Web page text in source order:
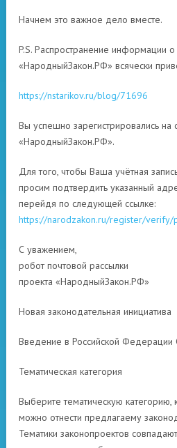
Начнем это важное дело вместе.
P.S. Распространение информации о
«НародныйЗакон.РФ» всячески
https://nstarikov.ru/blog/71696
Вы успешно зарегистрировались на
«НародныйЗакон.РФ».
Для того, чтобы Ваша учётная
просим подтвердить указанный
перейдя по следующей ссылке:
https://narodzakon.ru/register/verify/
С уважением,
робот почтовой рассылки
проекта «НародныйЗакон.РФ»
Новая законодательная инициатива
Введение в Российской Федерации
Тематическая категория
Выберите тематическую категорию,
можно отнести предлагаему
Тематики законопроектов